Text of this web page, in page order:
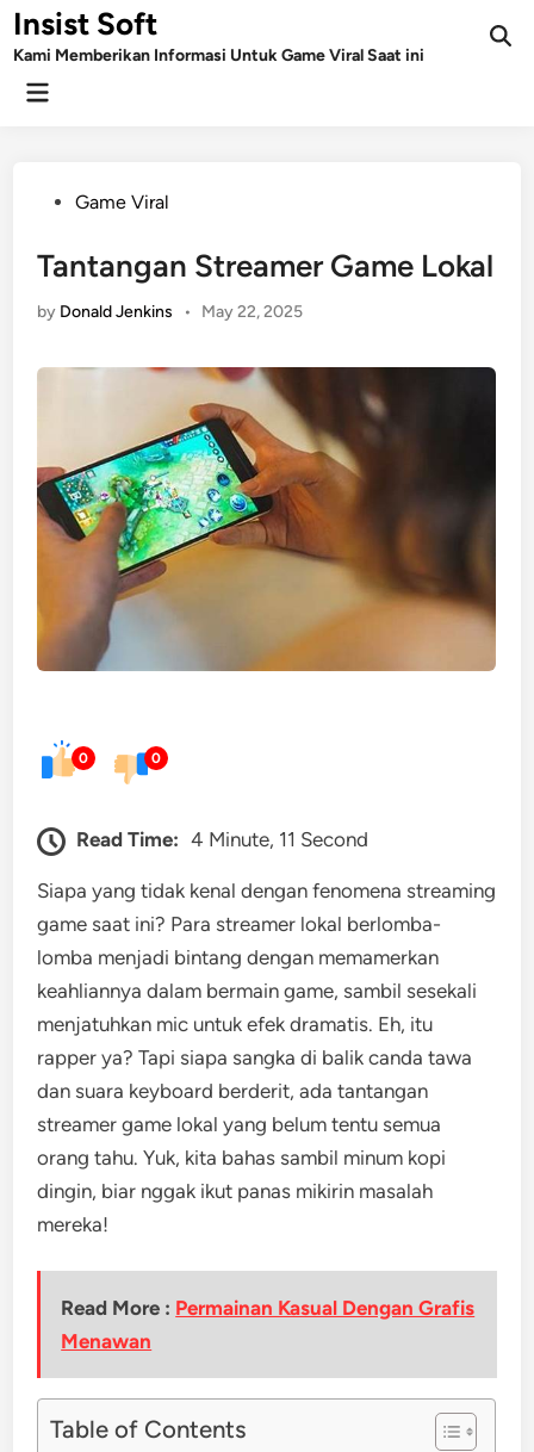
Skip
toInsist Soft
Kami Memberikan Informasi Untuk Game Viral Saat ini
Main
PostedGame Viral
Tantangan Streamer Game Lokal
by Donald Jenkins • May 22, 2025
0 0
Read Time: 4 Minute, 11 Second
Siapa yang tidak kenal dengan fenomena streaming
game saat ini? Para streamer lokal berlomba-
lomba menjadi bintang dengan memamerkan
keahliannya dalam bermain game, sambil sesekali
menjatuhkan mic untuk efek dramatis. Eh, itu
rapper ya? Tapi siapa sangka di balik canda tawa
dan suara keyboard berderit, ada tantangan
streamer game lokal yang belum tentu semua
orang tahu. Yuk, kita bahas sambil minum kopi
dingin, biar nggak ikut panas mikirin masalah
mereka!
Read More : Permainan Kasual Dengan Grafis
Menawan
Table of Contents